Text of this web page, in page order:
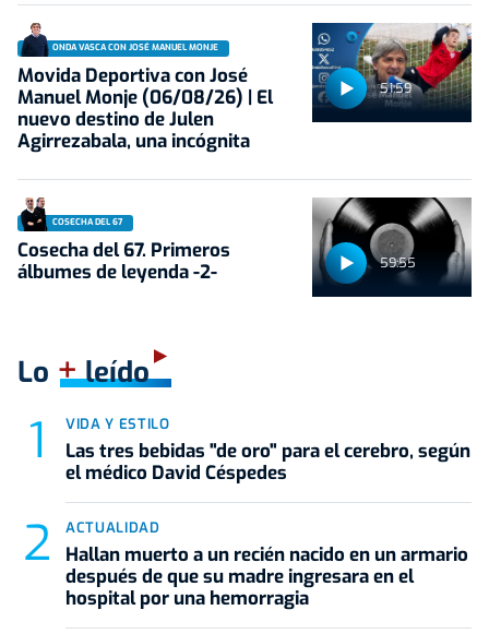
51:59
ONDA VASCA CON JOSÉ MANUEL MONJE
Movida Deportiva con José
Manuel Monje (06/08/26) | El
nuevo destino de Julen
Agirrezabala, una incógnita
59:55
COSECHA DEL 67
Cosecha del 67. Primeros
álbumes de leyenda -2-
Lo +leído
VIDA Y ESTILO
Las tres bebidas "de oro" para el cerebro, según
el médico David Céspedes
ACTUALIDAD
Hallan muerto a un recién nacido en un armario
después de que su madre ingresara en el
hospital por una hemorragia